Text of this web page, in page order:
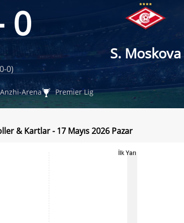
0
S. Moskova
0)
Anzhi-Arena Premier Lig
& Kartlar - 17 Mayıs 2026 Pazar
İlk Yarı